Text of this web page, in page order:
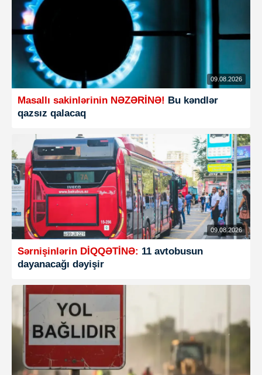
09.08.2026
Masallı sakinlərinin NƏZƏRİNƏ! Bu kəndlər
qazsız qalacaq
09.08.2026
Sərnişinlərin DİQQƏTİNƏ: 11 avtobusun
dayanacağı dəyişir